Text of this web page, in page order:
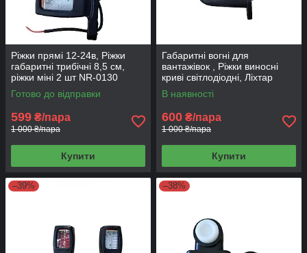
Ріжки прямі 12-24в, Ріжки
габаритні трибічні 8,5 см,
ріжки міні 2 шт NR-0130
Готово до відправки
599 ₴/пара
1 000 ₴/пара
Купити
Габаритні вогні для
вантажівок , Ріжки виносні
криві світлодіодні, Ліхтар
заносу причепа 13 см, 2 шт
NR-0115, пара
В наявності
600 ₴/пара
1 000 ₴/пара
Купити
–39% –38%